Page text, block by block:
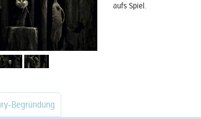
aufs Spiel.
Begründung